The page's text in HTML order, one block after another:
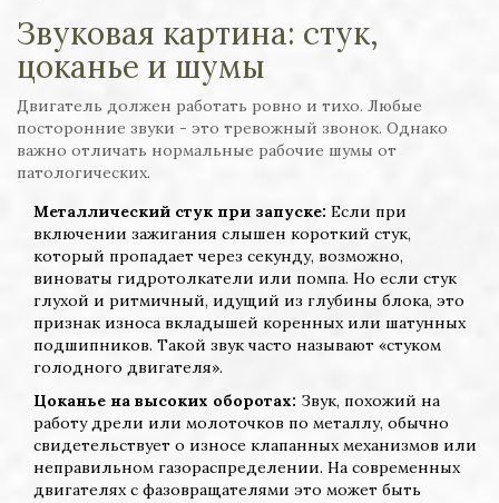
Звуковая картина: стук,
цоканье и шумы
Двигатель должен работать ровно и тихо. Любые
посторонние звуки - это тревожный звонок. Однако
важно отличать нормальные рабочие шумы от
патологических.
Металлический стук при запуске: Если при
включении зажигания слышен короткий стук,
который пропадает через секунду, возможно,
виноваты гидротолкатели или помпа. Но если стук
глухой и ритмичный, идущий из глубины блока, это
признак износа вкладышей коренных или шатунных
подшипников. Такой звук часто называют «стуком
голодного двигателя».
Цоканье на высоких оборотах: Звук, похожий на
работу дрели или молоточков по металлу, обычно
свидетельствует о износе клапанных механизмов или
неправильном газораспределении. На современных
двигателях с фазовращателями это может быть